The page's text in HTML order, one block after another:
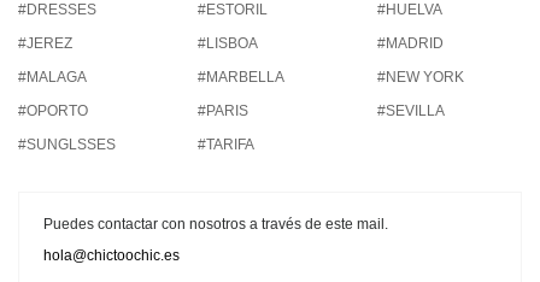
#DRESSES
#ESTORIL
#HUELVA
#JEREZ
#LISBOA
#MADRID
#MALAGA
#MARBELLA
#NEW YORK
#OPORTO
#PARIS
#SEVILLA
#SUNGLSSES
#TARIFA
Puedes contactar con nosotros a través de este mail.
hola@chictoochic.es